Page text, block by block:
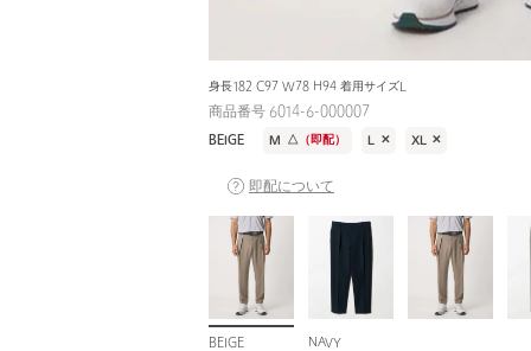
身長182 C97 W78 H94 着用サイズL
商品番号 6014-6-000007
BEIGE M △ （即配） ✕ XL ✕
即配について
BEIGE NAVY